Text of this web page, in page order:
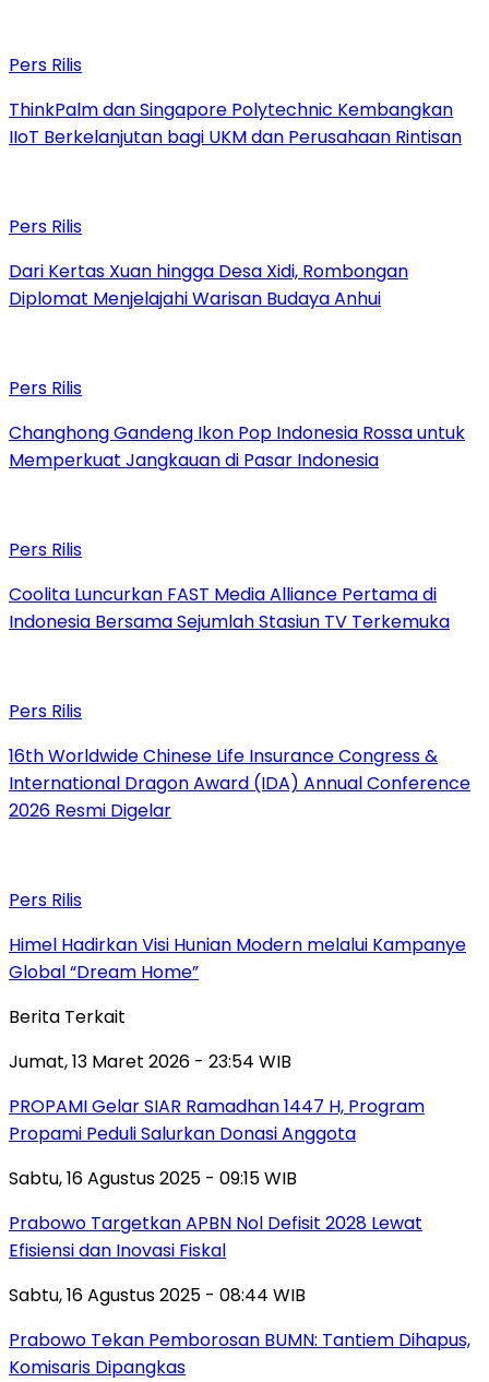
Pers Rilis
ThinkPalm dan Singapore Polytechnic Kembangkan
IIoT Berkelanjutan bagi UKM dan Perusahaan Rintisan
Pers Rilis
Dari Kertas Xuan hingga Desa Xidi, Rombongan
Diplomat Menjelajahi Warisan Budaya Anhui
Pers Rilis
Changhong Gandeng Ikon Pop Indonesia Rossa untuk
Memperkuat Jangkauan di Pasar Indonesia
Pers Rilis
Coolita Luncurkan FAST Media Alliance Pertama di
Indonesia Bersama Sejumlah Stasiun TV Terkemuka
Pers Rilis
16th Worldwide Chinese Life Insurance Congress &
International Dragon Award (IDA) Annual Conference
2026 Resmi Digelar
Pers Rilis
Himel Hadirkan Visi Hunian Modern melalui Kampanye
Global “Dream Home”
Berita Terkait
Jumat, 13 Maret 2026 - 23:54 WIB
PROPAMI Gelar SIAR Ramadhan 1447 H, Program
Propami Peduli Salurkan Donasi Anggota
Sabtu, 16 Agustus 2025 - 09:15 WIB
Prabowo Targetkan APBN Nol Defisit 2028 Lewat
Efisiensi dan Inovasi Fiskal
Sabtu, 16 Agustus 2025 - 08:44 WIB
Prabowo Tekan Pemborosan BUMN: Tantiem Dihapus,
Komisaris Dipangkas